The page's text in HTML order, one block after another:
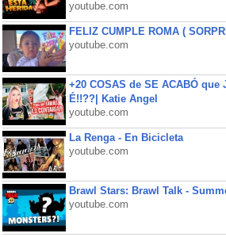
youtube.com
FELIZ CUMPLE ROMA (
youtube.com
+20 COSAS de SE ACABÓ que
É!!??| Katie Angel
youtube.com
La Renga - En Bicicleta
youtube.com
Brawl Stars: Brawl Talk -
youtube.com